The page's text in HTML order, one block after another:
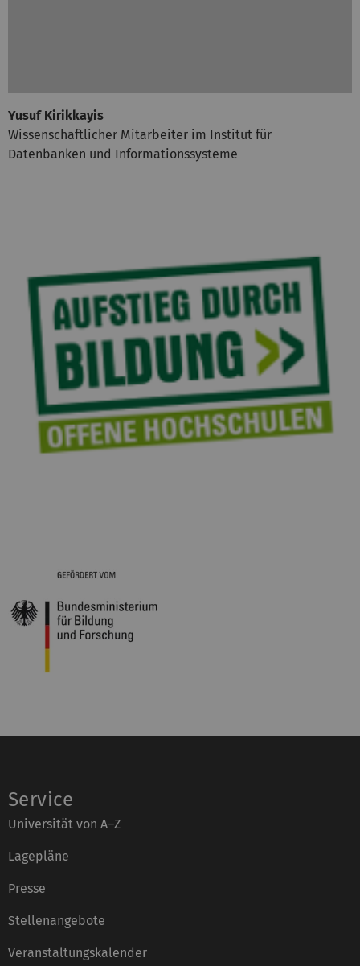
Yusuf Kirikkayis
Wissenschaftlicher Mitarbeiter im Institut für
Datenbanken und Informationssysteme
Service
Universität von A–Z
Lagepläne
Presse
Stellenangebote
Veranstaltungskalender